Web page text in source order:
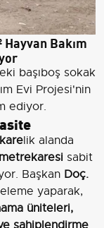
Bakım
başıboş sokak
Evi Projesi'nin
ediyor.
lik alanda
sabit
Başkan Doç.
yaparak,
üniteleri,